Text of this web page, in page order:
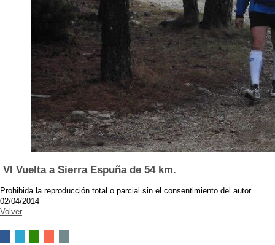
VI Vuelta a Sierra Espuña de 54 km.
Prohibida la reproducción total o parcial sin el consentimiento del autor.
02/04/2014
Volver